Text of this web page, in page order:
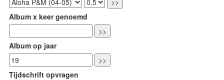
Album x keer genoemd
Album op jaar
Tijdschrift opvragen